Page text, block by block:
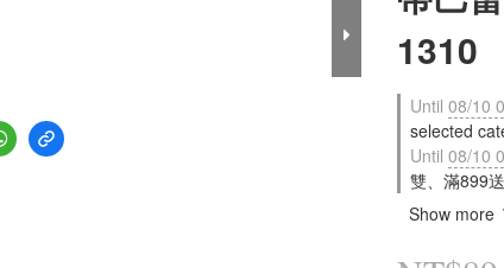
1310
Until 08/10
selected
Until 08/10
雙、滿899
Show more